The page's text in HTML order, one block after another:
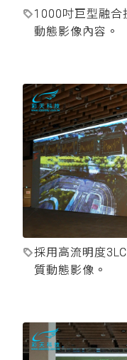
1000吋巨型融合
動態影像內容。
採用高流明度
質動態影像。